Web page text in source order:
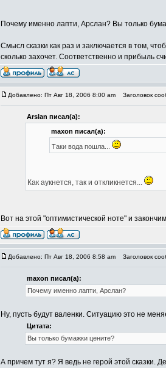
Почему именно лапти, Арслан? Вы только
Смысл сказки как раз и заключается в том,
сколько захочет. Соответственно и прибыль
Добавлено: Пт Авг 18, 2006 8:00 am Заголовок
Arslan писал(а):
maxon писал(а):
Таки вода пошла...
Как аукнется, так и откликнется...
Вот на этой "оптимистической ноте" и
Добавлено: Пт Авг 18, 2006 8:58 am Заголовок
maxon писал(а):
Почему именно лапти, Арслан?
Ну, пусть будут валенки. Ситуацию это не
Цитата:
Вы только бумажки цените?
А причем тут я? Я ведь не герой этой сказки.